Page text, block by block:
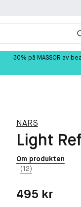
30% på MASSOR av
NARS
Light
Om produkten
(12)
Pris: 495 kr
495 kr